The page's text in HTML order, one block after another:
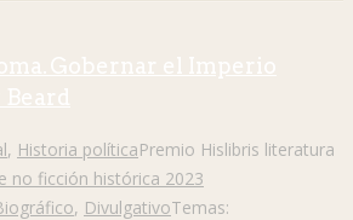
Gobernar el Imperio
, Historia políticaPremio Hislibris literatura
no ficción histórica 2023
, DivulgativoTemas: